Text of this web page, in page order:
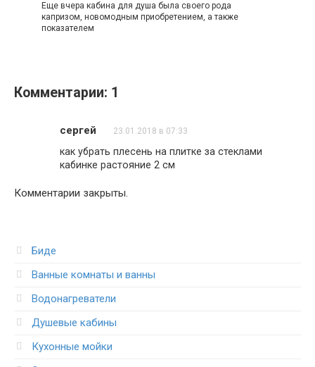
Еще вчера кабина для душа была своего рода
капризом, новомодным приобретением, а также
показателем
Комментарии: 1
сергей 23.01.2018 в 07:33
как убрать плесень на плитке за стеклами
кабинке растояние 2 см
Комментарии закрыты.
Биде
Ванные комнаты и ванны
Водонагреватели
Душевые кабины
Кухонные мойки